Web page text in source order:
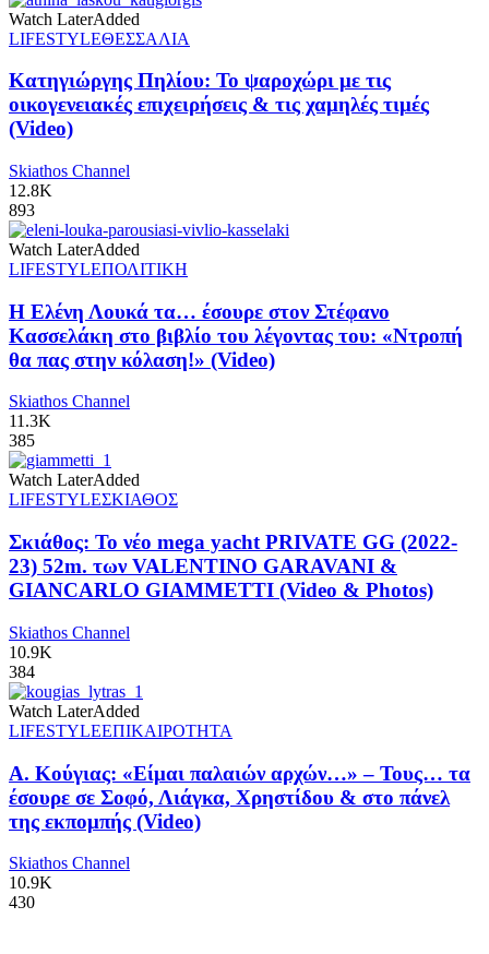
Watch LaterAdded
LIFESTYLEΘΕΣΣΑΛΙΑ
Κατηγιώργης Πηλίου: Το ψαροχώρι με τις
οικογενειακές επιχειρήσεις & τις χαμηλές τιμές
(Video)
Skiathos Channel
12.8K
893
Watch LaterAdded
LIFESTYLEΠΟΛΙΤΙΚΗ
Η Ελένη Λουκά τα… έσουρε στον Στέφανο
Κασσελάκη στο βιβλίο του λέγοντας του: «Ντροπή
θα πας στην κόλαση!» (Video)
Skiathos Channel
11.3K
385
Watch LaterAdded
LIFESTYLEΣΚΙΑΘΟΣ
Σκιάθος: Το νέο mega yacht PRIVATE GG (2022-
23) 52m. των VALENTINO GARAVANI &
GIANCARLO GIAMMETTI (Video & Photos)
Skiathos Channel
10.9K
384
Watch LaterAdded
LIFESTYLEΕΠΙΚΑΙΡΟΤΗΤΑ
Α. Κούγιας: «Είμαι παλαιών αρχών…» – Τους… τα
έσουρε σε Σοφό, Λιάγκα, Χρηστίδου & στο πάνελ
της εκπομπής (Video)
Skiathos Channel
10.9K
430